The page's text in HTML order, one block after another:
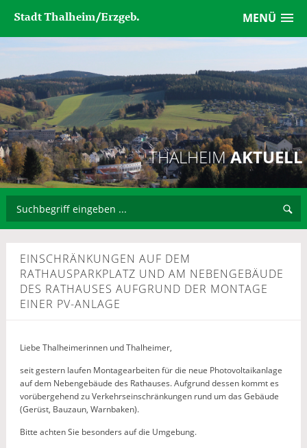
MENÜ
Stadt Thalheim/Erzgeb.
THALHEIMAKTUELL
EINSCHRÄNKUNGEN AUF DEM
RATHAUSPARKPLATZ UND AM NEBENGEBÄUDE
DES RATHAUSES AUFGRUND DER MONTAGE
EINER PV-ANLAGE
Liebe Thalheimerinnen und Thalheimer,
seit gestern laufen Montagearbeiten für die neue Photovoltaikanlage
auf dem Nebengebäude des Rathauses. Aufgrund dessen kommt es
vorübergehend zu Verkehrseinschränkungen rund um das Gebäude
(Gerüst, Bauzaun, Warnbaken).
Bitte achten Sie besonders auf die Umgebung.